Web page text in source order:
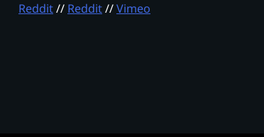
Reddit// Reddit//Vimeo